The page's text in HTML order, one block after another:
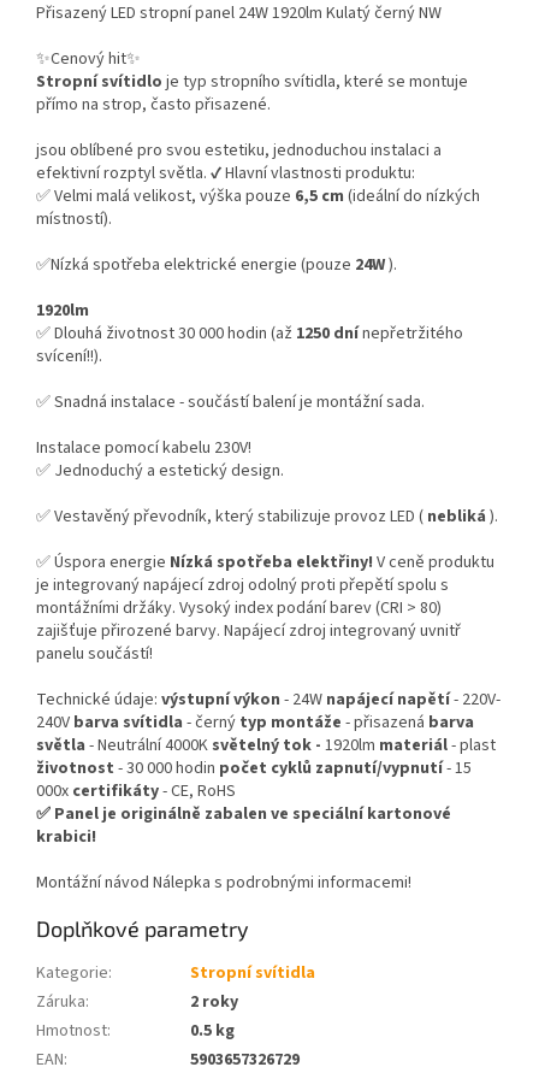
Přisazený LED stropní panel 24W 1920lm Kulatý černý NW
✨Cenový hit✨
Stropní svítidlo je typ stropního svítidla, které se montuje
přímo na strop, často přisazené.
jsou oblíbené pro svou estetiku, jednoduchou instalaci a
efektivní rozptyl světla. ✔️ Hlavní vlastnosti produktu:
✅ Velmi malá velikost, výška pouze 6,5 cm (ideální do nízkých
místností).
✅Nízká spotřeba elektrické energie (pouze 24W).
1920lm
✅ Dlouhá životnost 30 000 hodin (až 1250 dnínepřetržitého
svícení!!).
✅ Snadná instalace - součástí balení je montážní sada.
Instalace pomocí kabelu 230V!
✅ Jednoduchý a estetický design.
✅ Vestavěný převodník, který stabilizuje provoz LED ( nebliká ).
✅ Úspora energie Nízká spotřeba elektřiny! V ceně produktu
je integrovaný napájecí zdroj odolný proti přepětí spolu s
montážními držáky. Vysoký index podání barev (CRI > 80)
zajišťuje přirozené barvy. Napájecí zdroj integrovaný uvnitř
panelu součástí!
Technické údaje: výstupní výkon - 24W napájecí napětí- 220V-
240V barva svítidla - černý typ montáže - přisazená barva
světla - Neutrální 4000K světelný tok - 1920lm materiál- plast
životnost - 30 000 hodin počet cyklů zapnutí/vypnutí- 15
000x certifikáty- CE, RoHS
✅ Panel je originálně zabalen ve speciální kartonové
krabici!
Montážní návod Nálepka s podrobnými informacemi!
Doplňkové parametry
Kategorie:
Stropní svítidla
Záruka:
2 roky
Hmotnost:
0.5 kg
EAN:
5903657326729